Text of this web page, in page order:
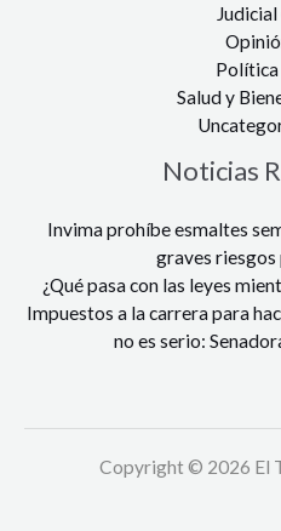
Judicial
Política
Salud y
Noticias
Invima prohíbe esmaltes
graves riesgos
¿Qué pasa con las leyes
Impuestos a la carrera para
no es serio:
Copyright © 2026 El